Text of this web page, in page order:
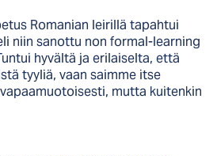
Romanian leirillä tapahtui
niin sanottu non formal-learning
hyvältä ja erilaiselta, että
tyyliä, vaan saimme itse
mutta kuitenkin